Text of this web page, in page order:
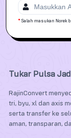
* Salah masukan Norek
Tukar Pulsa
RajinConvert
tri, byu, xl dan axis
serta transfer ke
aman, transparan,